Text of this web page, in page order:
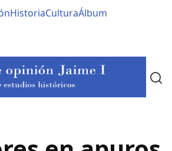
HistoriaCulturaÁlbum